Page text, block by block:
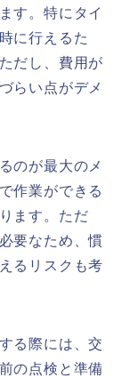
す。特にタイ
に行えるた
だし、費用が
らい点がデメ
のが最大のメ
作業ができる
ます。ただ
要なため、慣
るリスクも考
る際には、交
の点検と準備